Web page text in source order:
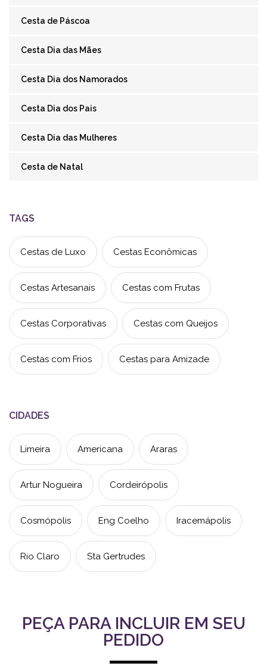
Cesta de Páscoa
Cesta Dia das Mães
Cesta Dia dos Namorados
Cesta Dia dos Pais
Cesta Dia das Mulheres
Cesta de Natal
TAGS
Cestas de Luxo Cestas Econômicas
Cestas Artesanais Cestas com Frutas
Cestas Corporativas Cestas com Queijos
Cestas com Frios Cestas para Amizade
CIDADES
Limeira Americana Araras
Artur Nogueira Cordeirópolis
Cosmópolis Eng Coelho Iracemápolis
Rio Claro Sta Gertrudes
PEÇA PARA INCLUIR EM SEU
PEDIDO